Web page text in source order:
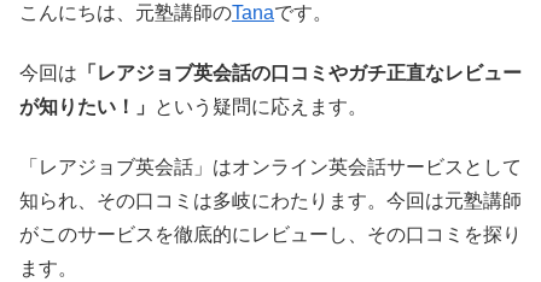
こんにちは、元塾講師のTanaです。
今回は 「レアジョブ英会話の口コミやガチ正直なレビュー
が知りたい！」
という疑問に応えます。
「レアジョブ英会話」はオンライン英会話サービスとして
知られ、その口コミは多岐にわたります。今回は元塾講師
がこのサービスを徹底的にレビューし、その口コミを探り
ます。